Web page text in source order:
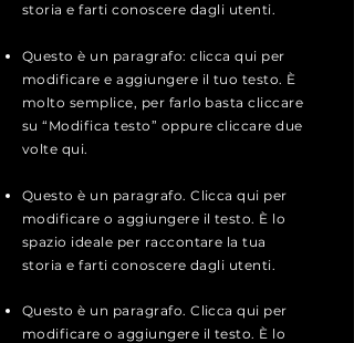
storia e farti conoscere dagli utenti.
Questo è un paragrafo: clicca qui per
modificare e aggiungere il tuo testo. È
molto semplice, per farlo basta cliccare
su “Modifica testo” oppure cliccare due
volte qui.
Questo è un paragrafo. Clicca qui per
modificare o aggiungere il testo. È lo
spazio ideale per raccontare la tua
storia e farti conoscere dagli utenti.
Questo è un paragrafo. Clicca qui per
modificare o aggiungere il testo. È lo